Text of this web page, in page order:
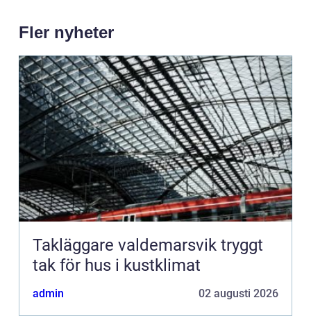
Fler nyheter
Takläggare valdemarsvik tryggt
tak för hus i kustklimat
admin 02 augusti 2026